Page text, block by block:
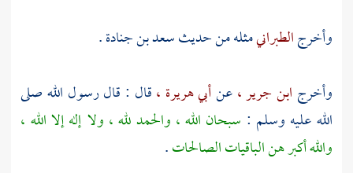
وأخرجالطبرانيمثله من حديثسعد بن جنادة.
وأخرج ابن جرير ،عنأبي هريرة ،قال : قال رسول الله صلى
الله عليه وسلم : سبحان الله ، والحمد لله ، ولا إله إلا الله ،
والله أكبر هن الباقيات الصالحات.